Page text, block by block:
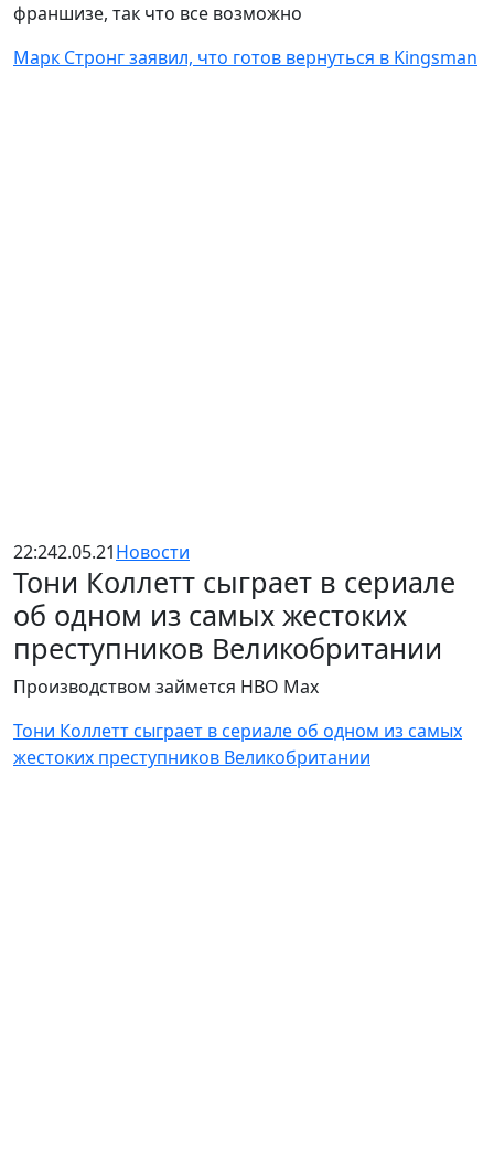
франшизе, так что все возможно
Марк Стронг заявил, что готов вернуться в Kingsman
22:242.05.21Новости
Тони Коллетт сыграет в сериале
об одном из самых жестоких
преступников Великобритании
Производством займется HBO Max
Тони Коллетт сыграет в сериале об одном из самых
жестоких преступников Великобритании